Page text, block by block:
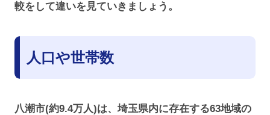
較をして違いを見ていきましょう。
人口や世帯数
八潮市(約9.4万人)は、埼玉県内に存在する63地域の